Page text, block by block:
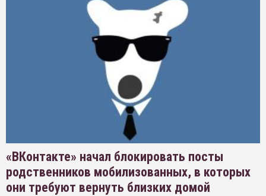
«ВКонтакте» начал блокировать посты
родственников мобилизованных, в которых
они требуют вернуть близких домой